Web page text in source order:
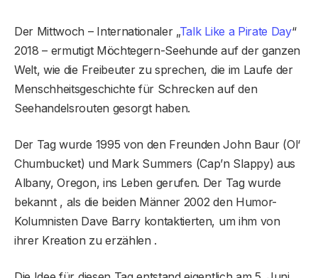
Der Mittwoch – Internationaler „Talk Like a Pirate Day“
2018 – ermutigt Möchtegern-Seehunde auf der ganzen
Welt, wie die Freibeuter zu sprechen, die im Laufe der
Menschheitsgeschichte für Schrecken auf den
Seehandelsrouten gesorgt haben.
Der Tag wurde 1995 von den Freunden John Baur (Ol‘
Chumbucket) und Mark Summers (Cap’n Slappy) aus
Albany, Oregon, ins Leben gerufen. Der Tag wurde
bekannt , als die beiden Männer 2002 den Humor-
Kolumnisten Dave Barry kontaktierten, um ihm von
ihrer Kreation zu erzählen .